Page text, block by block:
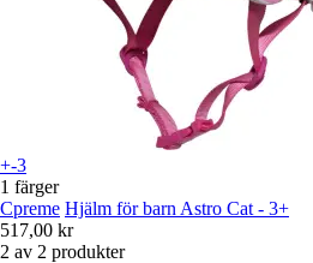
+-3
1 färger
Cpreme Hjälm för barn Astro Cat - 3+
517,00 kr
2 av 2 produkter